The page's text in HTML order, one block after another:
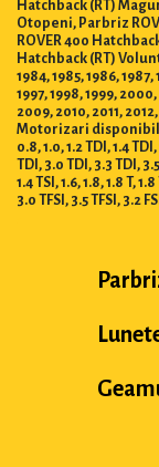
Hatchback (RT)
Otopeni, Parbriz
ROVER 400
Hatchback (RT)
1984, 1985, 1986, 1987,
1997, 1998, 1999,
2009, 2010, 2011,
Motorizari
0.8, 1.0, 1.2 TDI, 1.4
TDI, 3.0 TDI, 3.3 TDI,
1.4 TSI, 1.6, 1.8, 1.8 T,
3.0 TFSI, 3.5 TFSI, 3.2